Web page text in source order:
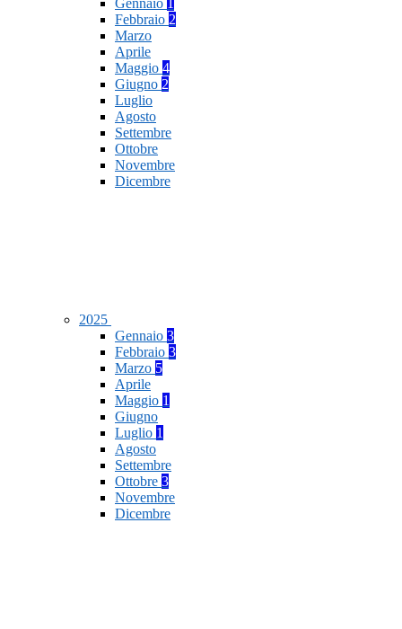
Gennaio
Febbraio 2
Marzo
Aprile
Maggio 4
Giugno 2
Luglio
Agosto
Settembre
Ottobre
Novembre
Dicembre
2025
Gennaio 3
Febbraio 3
Marzo 5
Aprile
Maggio 1
Giugno
Luglio 1
Agosto
Settembre
Ottobre 3
Novembre
Dicembre